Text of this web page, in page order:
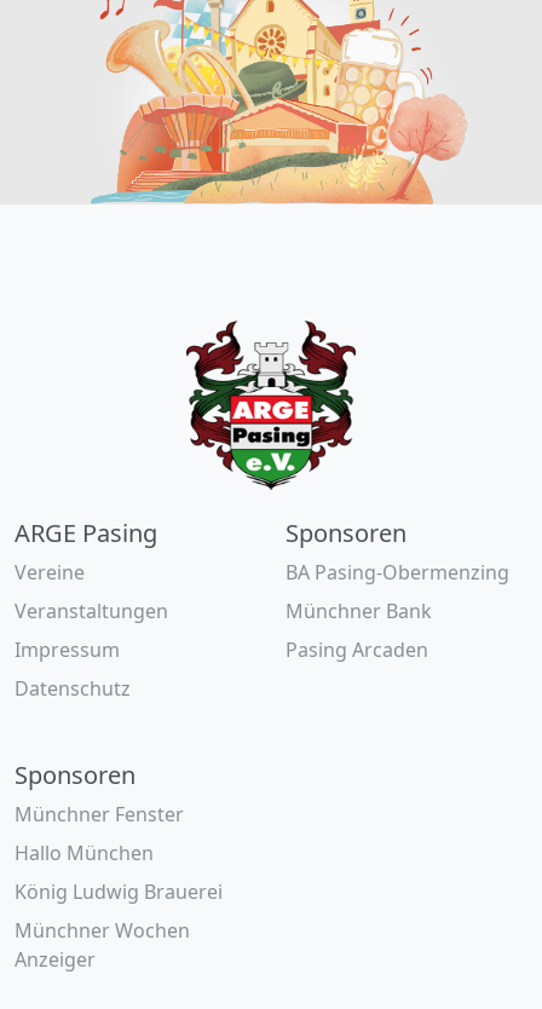
ARGE Pasing
Vereine
Veranstaltungen
Impressum
Datenschutz
Sponsoren
BA Pasing-Obermenzing
Münchner Bank
Pasing Arcaden
Sponsoren
Münchner Fenster
Hallo München
König Ludwig Brauerei
Münchner Wochen
Anzeiger